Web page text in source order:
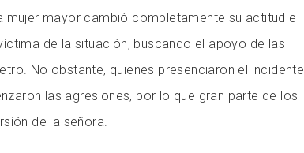
mujer mayor cambió completamente su actitud e
de la situación, buscando el apoyo de las
No obstante, quienes presenciaron el incidente
las agresiones, por lo que gran parte de los
de la señora.